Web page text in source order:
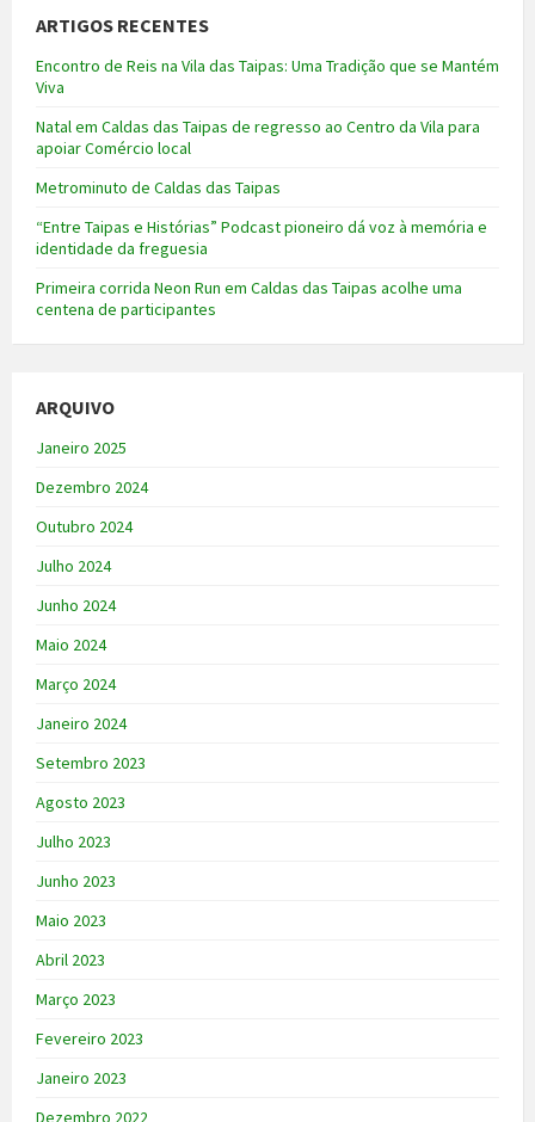
ARTIGOS RECENTES
Encontro de Reis na Vila das Taipas: Uma Tradição que se Mantém
Viva
Natal em Caldas das Taipas de regresso ao Centro da Vila para
apoiar Comércio local
Metrominuto de Caldas das Taipas
“Entre Taipas e Histórias” Podcast pioneiro dá voz à memória e
identidade da freguesia
Primeira corrida Neon Run em Caldas das Taipas acolhe uma
centena de participantes
ARQUIVO
Janeiro 2025
Dezembro 2024
Outubro 2024
Julho 2024
Junho 2024
Maio 2024
Março 2024
Janeiro 2024
Setembro 2023
Agosto 2023
Julho 2023
Junho 2023
Maio 2023
Abril 2023
Março 2023
Fevereiro 2023
Janeiro 2023
Dezembro 2022